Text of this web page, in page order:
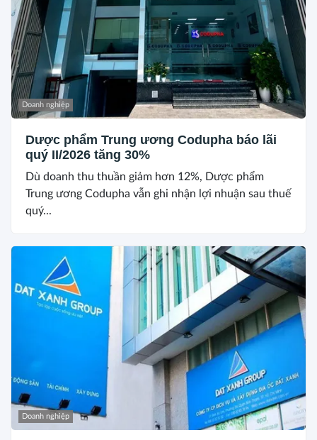
Doanh nghiệp
Dược phẩm Trung ương Codupha báo lãi
quý II/2026 tăng 30%
Dù doanh thu thuần giảm hơn 12%, Dược phẩm
Trung ương Codupha vẫn ghi nhận lợi nhuận sau thuế
quý...
Doanh nghiệp